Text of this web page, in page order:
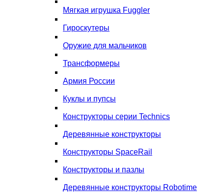
Мягкая игрушка Fuggler
Гироскутеры
Оружие для мальчиков
Трансформеры
Армия России
Куклы и пупсы
Конструкторы серии Technics
Деревянные конструкторы
Конструкторы SpaceRail
Конструкторы и пазлы
Деревянные конструкторы Robotime